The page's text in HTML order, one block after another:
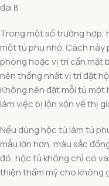
đại 8
Trong một số trường hợp,
một tủ phụ nhỏ. Cách này
phòng hoặc vị trí cần mặt
nên thống nhất vị trí đặt
Không nên đặt mỗi tủ một
làm việc bị lộn xộn về thị
Nếu dùng hộc tủ làm tủ
mẫu lớn hơn, màu sắc
đó, hộc tủ không chỉ có
thiện thẩm mỹ cho không